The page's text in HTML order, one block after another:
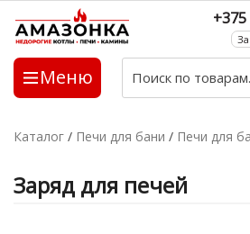
Меню
Каталог / Печи для бани / Печи для
Заряд для печей